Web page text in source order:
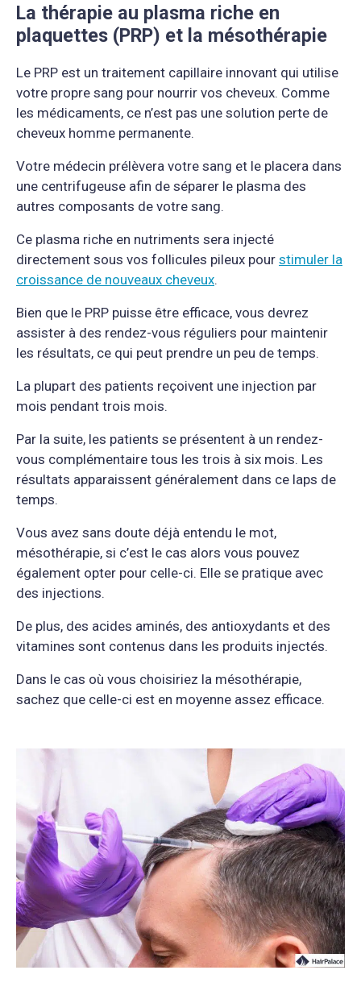
La thérapie au plasma riche en
plaquettes (PRP) et la mésothérapie
Le PRP est un traitement capillaire innovant qui utilise
votre propre sang pour nourrir vos cheveux. Comme
les médicaments, ce n’est pas une solution perte de
cheveux homme permanente.
Votre médecin prélèvera votre sang et le placera dans
une centrifugeuse afin de séparer le plasma des
autres composants de votre sang.
Ce plasma riche en nutriments sera injecté
directement sous vos follicules pileux pour stimuler la
croissance de nouveaux cheveux.
Bien que le PRP puisse être efficace, vous devrez
assister à des rendez-vous réguliers pour maintenir
les résultats, ce qui peut prendre un peu de temps.
La plupart des patients reçoivent une injection par
mois pendant trois mois.
Par la suite, les patients se présentent à un rendez-
vous complémentaire tous les trois à six mois. Les
résultats apparaissent généralement dans ce laps de
temps.
Vous avez sans doute déjà entendu le mot,
mésothérapie, si c’est le cas alors vous pouvez
également opter pour celle-ci. Elle se pratique avec
des injections.
De plus, des acides aminés, des antioxydants et des
vitamines sont contenus dans les produits injectés.
Dans le cas où vous choisiriez la mésothérapie,
sachez que celle-ci est en moyenne assez efficace.